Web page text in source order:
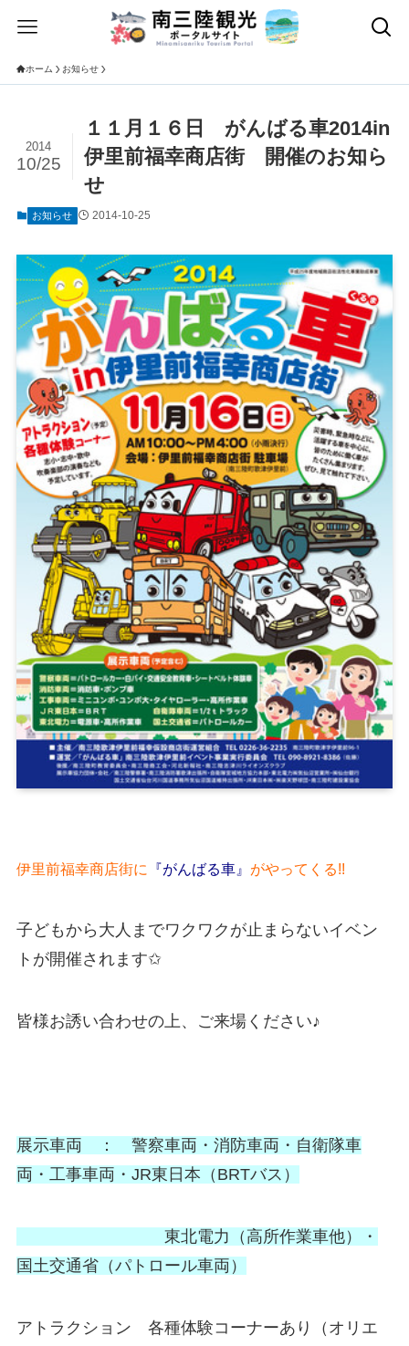
ホーム お知らせ
１１月１６日 がんばる車2014in
伊里前福幸商店街 開催のお知ら
せ
2014
10/25
お知らせ 2014-10-25
伊里前福幸商店街に 『がんばる車』 がやってくる!!
子どもから大人までワクワクが止まらないイベン
トが開催されます✩
皆様お誘い合わせの上、ご来場ください♪
展示車両 ： 警察車両・消防車両・自衛隊車
両・工事車両・JR東日本（BRTバス）
東北電力（高所作業車他）・
国土交通省（パトロール車両）
アトラクション 各種体験コーナーあり（オリエ